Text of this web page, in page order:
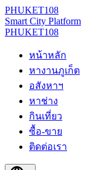
PHUKET108
Smart City Platform
PHUKET108
หน้าหลัก
หางานภูเก็ต
อสังหาฯ
หาช่าง
กินเที่ยว
ซื้อ-ขาย
ติดต่อเรา